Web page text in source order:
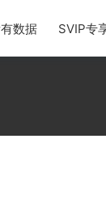
数据 SVIP专